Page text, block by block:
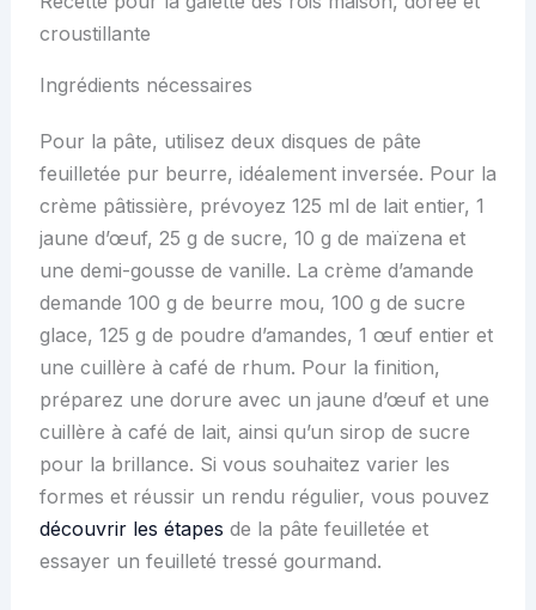
croustillante
Ingrédients nécessaires
Pour la pâte, utilisez deux disques de pâte
feuilletée pur beurre, idéalement inversée. Pour la
crème pâtissière, prévoyez 125 ml de lait entier, 1
jaune d’œuf, 25 g de sucre, 10 g de maïzena et
une demi-gousse de vanille. La crème d’amande
demande 100 g de beurre mou, 100 g de sucre
glace, 125 g de poudre d’amandes, 1 œuf entier et
une cuillère à café de rhum. Pour la finition,
préparez une dorure avec un jaune d’œuf et une
cuillère à café de lait, ainsi qu’un sirop de sucre
pour la brillance. Si vous souhaitez varier les
formes et réussir un rendu régulier, vous pouvez
découvrir les étapes de la pâte feuilletée et
essayer un feuilleté tressé gourmand.